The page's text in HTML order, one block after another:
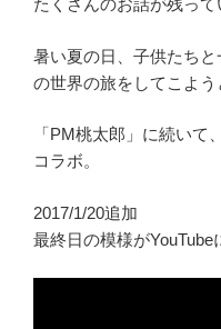
たくさんのお話が残って
暑い夏の日、子供たち
の世界の旅をしてこよう
「PM桃太郎」に続い
コラボ。
2017/1/20追加
最終日の模様がYouTube